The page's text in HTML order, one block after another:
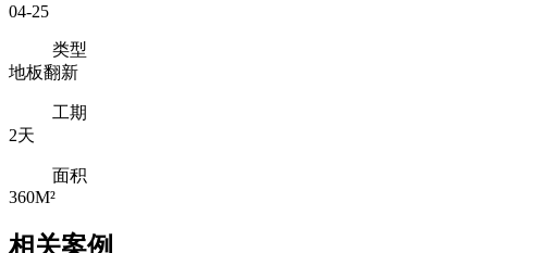
04-25
类型
地板翻新
工期
2天
面积
360M²
相关案例